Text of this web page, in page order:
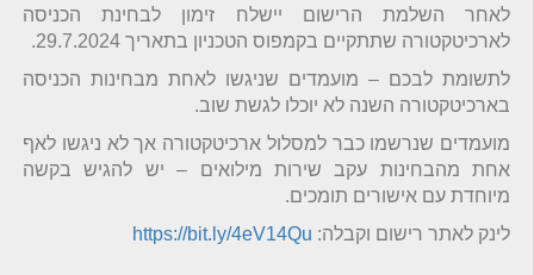
לאחר השלמת הרישום יישלח זימון לבחינת הכניסה
לארכיטקטורה שתתקיים בקמפוס הטכניון בתאריך 29.7.2024.
לתשומת לבכם – מועמדים שניגשו לאחת מבחינות הכניסה
בארכיטקטורה השנה לא יוכלו לגשת שוב.
מועמדים שנרשמו כבר למסלול ארכיטקטורה אך לא ניגשו לאף
אחת מהבחינות עקב שירות מילואים – יש להגיש בקשה
מיוחדת עם אישורים תומכים.
לינק לאתר רישום וקבלה: https://bit.ly/4eV14Qu